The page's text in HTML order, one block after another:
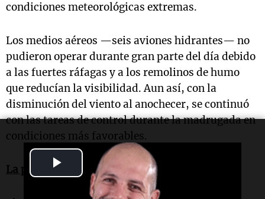
Play
Video
condiciones meteorológicas extremas.
Los medios aéreos —seis aviones hidrantes— no
pudieron operar durante gran parte del día debido
a las fuertes ráfagas y a los remolinos de humo
que reducían la visibilidad. Aun así, con la
disminución del viento al anochecer, se continuó
con las tareas de control durante la madrugada en
condiciones más favorables.
La palabra de las autoridades